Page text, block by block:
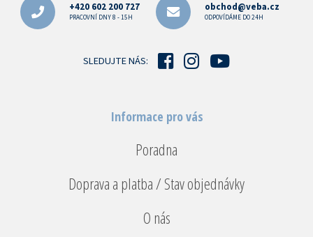
+420 602 200 727
PRACOVNÍ DNY 8 - 15H
obchod@veba.cz
ODPOVÍDÁME DO 24H
SLEDUJTE NÁS:
Informace pro vás
Poradna
Doprava a platba / Stav objednávky
O nás